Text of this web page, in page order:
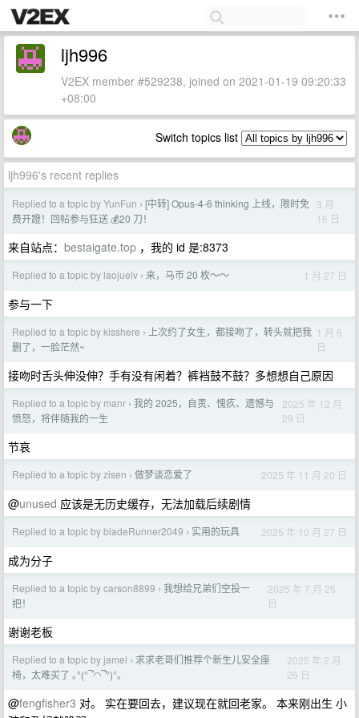
ljh996
V2EX member #529238, joined on 2021-01-19 09:20:33
+08:00
Switch topics list
ljh996's recent replies
Replied to a topic by YunFun › [中转] Opus-4-6 thinking 上线，限时免
费开蹬！回帖参与狂送 💰20 刀！
3 月
16 日
来自站点： bestaigate.top ，我的 id 是:8373
Replied to a topic by laojuelv › 来，马币 20 枚～～ 1 月 27 日
参与一下
Replied to a topic by kisshere ›
上次约了女生，都接吻了，转头就把我
删了，一脸茫然~
1 月 6
日
接吻时舌头伸没伸？手有没有闲着？裤裆鼓不鼓？多想想自己原因
Replied to a topic by manr › 我的 2025，自责、愧疚、遗憾与
愤怒，将伴随我的一生
2025 年 12 月
29 日
节哀
Replied to a topic by zisen › 做梦谈恋爱了 2025 年 11 月 20 日
@unused 应该是无历史缓存，无法加载后续剧情
Replied to a topic by bladeRunner2049 › 实用的玩具 2025 年 10 月 27 日
成为分子
Replied to a topic by carson8899 › 我想给兄弟们空投一
把！
2025 年 7 月 25
日
谢谢老板
Replied to a topic by jamel › 求求老哥们推荐个新生儿安全座
椅，太难买了 ｡°(°¯᷄◠¯᷅°)°｡
2025 年 2 月
26 日
@fengfisher3 对。 实在要回去，建议现在就回老家。 本来刚出生 小